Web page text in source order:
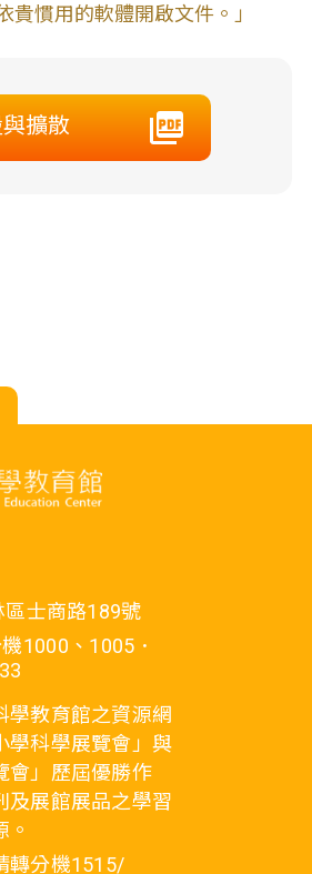
貴慣用的軟體開啟文件。」
擴散
士商路189號
1000、1005．
學教育館之資源網
學科學展覽會」與
會」歷屆優勝作
及展館展品之學習
轉分機1515/